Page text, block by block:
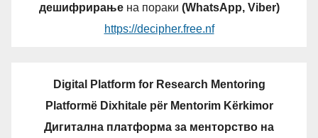
дешифрирањена пораки (WhatsApp, Viber)
https://decipher.free.nf
Digital Platform for Research Mentoring
Platformë Dixhitale për Mentorim Kërkimor
Дигитална платформа за менторство на